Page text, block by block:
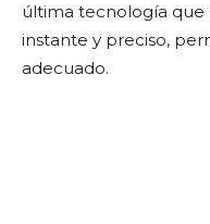
última tecnología que
instante y preciso,
adecuado.